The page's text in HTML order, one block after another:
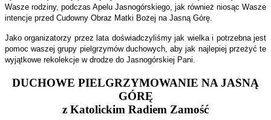
Wasze rodziny, podczas Apelu Jasnogórskiego, jak również niosąc Wasze
intencje przed Cudowny Obraz Matki Bożej na Jasną Górę.
Jako organizatorzy przez lata doświadczyliśmy jak wielka i potrzebna jest
pomoc waszej grupy pielgrzymów duchowych, aby jak najlepiej przeżyć te
wyjątkowe rekolekcje w drodze do Jasnogórskiej Pani.
DUCHOWE PIELGRZYMOWANIE NA JASNĄ
GÓRĘ
z Katolickim Radiem Zamość